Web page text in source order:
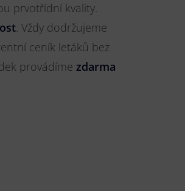
prvotřídní kvality.
. Vždy dodržujeme
ceník letáků bez
provádíme zdarma